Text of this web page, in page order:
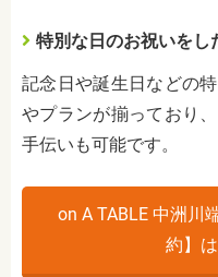
特別な日のお祝いをし
記念日や誕生日などの
やプランが揃っており
手伝いも可能です。
on A TABLE 中洲川
約】